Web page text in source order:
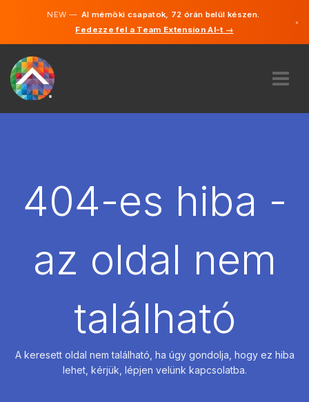
NEW —AI mérnöki csapatok, 72 órán belül készen.
Fedezze fel a Team Extension AI-t →
×
BÉREL
404-es hiba -
az oldal nem
található
A keresett oldal nem található, ha úgy gondolja, hogy ez hiba
lehet, kérjük, lépjen velünk kapcsolatba.